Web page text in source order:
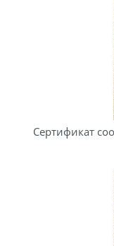
Сертификат